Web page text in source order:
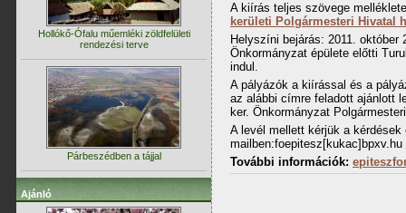
Hollókő-Ófalu műemléki zöldfelületi
rendezési terve
Párbeszédben a tájjal
Ajánló
A kiírás teljes szövege
kerületi Polgármesteri Hivatal
Helyszíni bejárás: 2011. október
Önkormányzat épülete előtti
indul.
A pályázók a kiírással és a
az alábbi címre feladott ajánlott
ker. Önkormányzat
A levél mellett kérjük a
mailben:foepitesz[kukac]bpxv.hu
További információk: